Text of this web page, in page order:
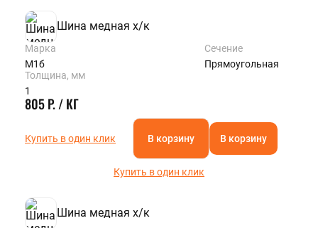
Шина медная х/к
Марка
М1б
Сечение
Прямоугольная
Толщина, мм
1
805 Р. / КГ
Купить в один клик В корзину В корзину
Купить в один клик
Шина медная х/к